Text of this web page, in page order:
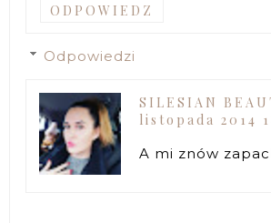
ODPOWIEDZ
Odpowiedzi
SILESIAN
listopada 2014
A mi znów